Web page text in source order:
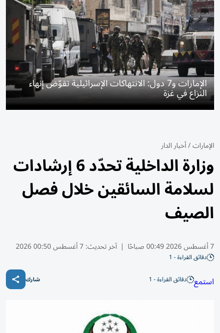
الإمارات و7 دول: الانتهاكات الإسرائيلية تقوّض إنهاء
النزاع في غزة
الإمارات/أخبار الدار
وزارة الداخلية تحدّد 6 إرشادات
لسلامة السائقين خلال فصل
الصيف
7 أغسطس 2026 00:49 صباحًا | آخر تحديث:7 أغسطس 00:50 2026
دقائق القراءة - 1
استمع دقائق القراءة - 1 شارك